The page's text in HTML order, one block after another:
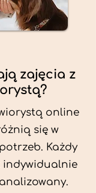
zajęcia z
online
się w
Każdy
indywidualnie